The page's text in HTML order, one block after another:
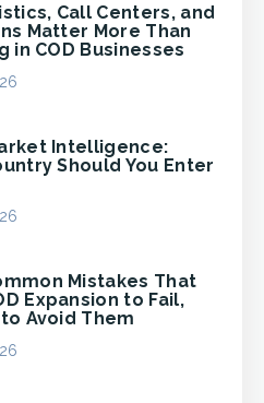
Call Centers, and
Matter More Than
in COD Businesses
Intelligence:
Should You Enter
Mistakes That
Expansion to Fail,
Avoid Them